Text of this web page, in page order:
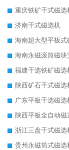
重庆铁矿干式磁选
济南干式磁选机
海南超大型平板式
海南永磁滚筒磁块
福建干选铁矿磁选
陕西矿石干式磁选
广东平板干选磁选
陕西平板全自动磁
浙江三盘干式磁选
贵州永磁筒式磁选